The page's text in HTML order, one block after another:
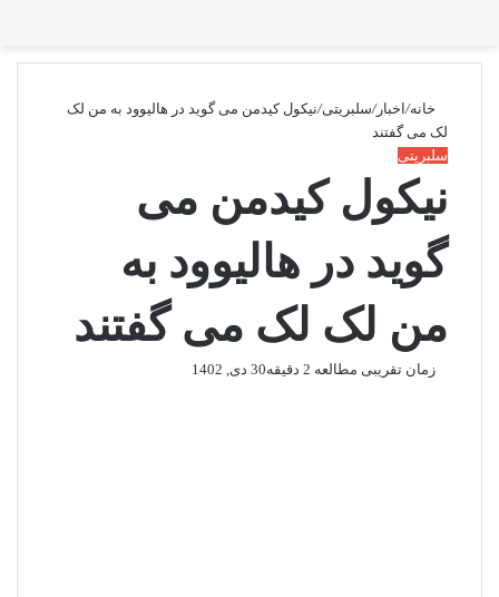
خانه/اخبار/سلبریتی/نیکول کیدمن می گوید در هالیوود به من لک
لک می گفتند
سلبریتی
نیکول کیدمن می
گوید در هالیوود به
من لک لک می گفتند
30 دی, 1402 زمان تقریبی مطالعه 2 دقیقه